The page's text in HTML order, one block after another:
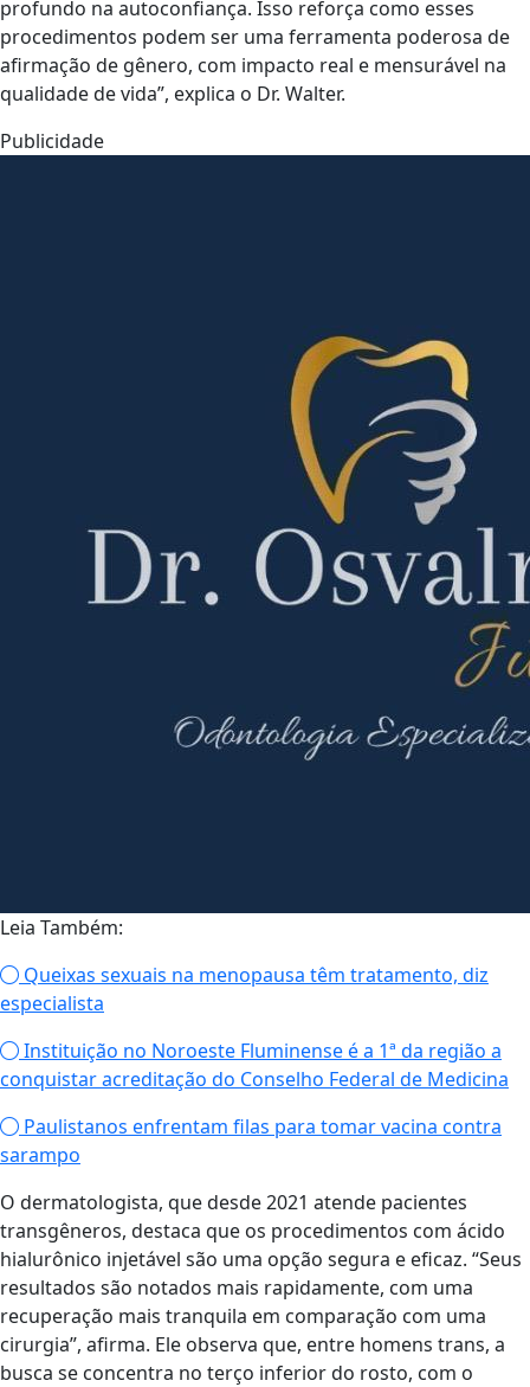
profundo na autoconfiança. Isso reforça como esses
procedimentos podem ser uma ferramenta poderosa de
afirmação de gênero, com impacto real e mensurável na
qualidade de vida”, explica o Dr. Walter.
Publicidade
Leia Também:
Queixas sexuais na menopausa têm tratamento, diz
especialista
Instituição no Noroeste Fluminense é a 1ª da região a
conquistar acreditação do Conselho Federal de Medicina
Paulistanos enfrentam filas para tomar vacina contra
sarampo
O dermatologista, que desde 2021 atende pacientes
transgêneros, destaca que os procedimentos com ácido
hialurônico injetável são uma opção segura e eficaz. “Seus
resultados são notados mais rapidamente, com uma
recuperação mais tranquila em comparação com uma
cirurgia”, afirma. Ele observa que, entre homens trans, a
busca se concentra no terço inferior do rosto, com o